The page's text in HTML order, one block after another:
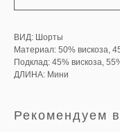
ВИД: Шорты
Материал: 50% вискоза,
Подклад: 45% вискоза,
ДЛИНА: Мини
Рекомендуем